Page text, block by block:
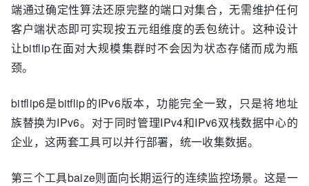
端通过确定性算法还原完整的端口对集合，无需维护任何
客户端状态即可实现按五元组维度的丢包统计。这种设计
让bitflip在面对大规模集群时不会因为状态存储而成为瓶
颈。
bitflip6是bitflip的IPv6版本，功能完全一致，只是将地址
族替换为IPv6。对于同时管理IPv4和IPv6双栈数据中心的
企业，这两套工具可以并行部署，统一收集数据。
第三个工具baize则面向长期运行的连续监控场景。这是一